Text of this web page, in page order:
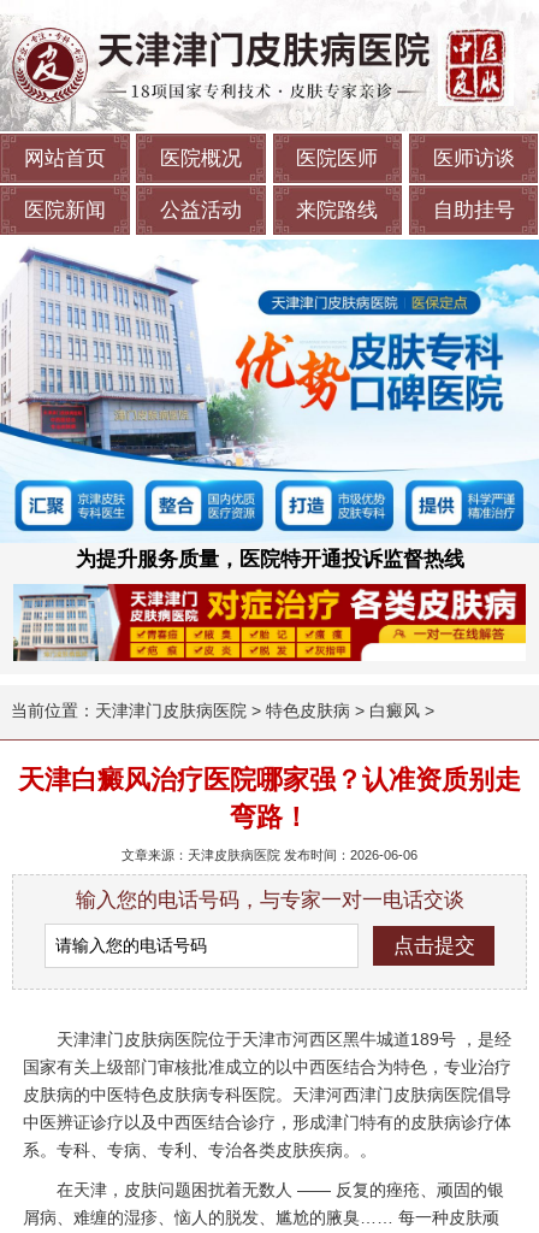
网站首页 医院概况 医院医师 医师访谈
医院新闻 公益活动 来院路线 自助挂号
为提升服务质量，医院特开通投诉监督热线
当前位置： 天津津门皮肤病医院 > 特色皮肤病 > 白癜风>
天津白癜风治疗医院哪家强？认准资质别走
弯路！
文章来源：天津皮肤病医院 发布时间：2026-06-06
输入您的电话号码，与专家一对一电话交谈
天津津门皮肤病医院位于天津市河西区黑牛城道189号 ，是经
国家有关上级部门审核批准成立的以中西医结合为特色，专业治疗
皮肤病的中医特色皮肤病专科医院。天津河西津门皮肤病医院倡导
中医辨证诊疗以及中西医结合诊疗，形成津门特有的皮肤病诊疗体
系。专科、专病、专利、专治各类皮肤疾病。。
在天津，皮肤问题困扰着无数人 —— 反复的痤疮、顽固的银
屑病、难缠的湿疹、恼人的脱发、尴尬的腋臭…… 每一种皮肤顽